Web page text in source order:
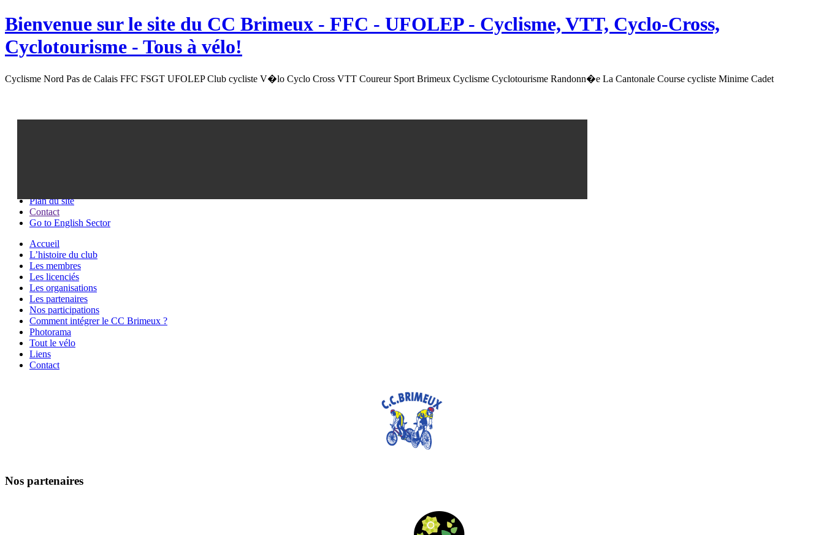
Bienvenue sur le site du CC Brimeux - FFC - UFOLEP - Cyclisme, VTT, Cyclo-Cross,
Cyclotourisme - Tous à vélo!
Cyclisme Nord Pas de Calais FFC FSGT UFOLEP Club cycliste V�lo Cyclo Cross VTT Coureur Sport Brimeux Cyclisme Cyclotourisme Randonn�e La Cantonale Course cycliste Minime Cadet
Plan du site
Contact
Go to English Sector
Accueil
L’histoire du club
Les membres
Les licenciés
Les organisations
Les partenaires
Nos participations
Comment intégrer le CC Brimeux ?
Photorama
Tout le vélo
Liens
Contact
Nos partenaires